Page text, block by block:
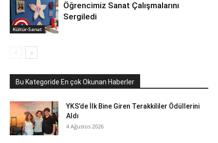
Kültür-Sanat
Öğrencimiz Sanat Çalışmalarını
Sergiledi
Bu Kategoride En çok Okunan Haberler
YKS’de İlk Bine Giren Terakkililer Ödüllerini
Aldı
4 Ağustos 2026